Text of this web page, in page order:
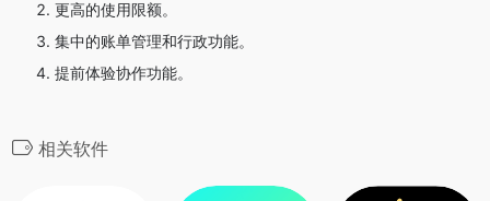
更高的使用限额。
集中的账单管理和行政功能。
提前体验协作功能。
相关软件